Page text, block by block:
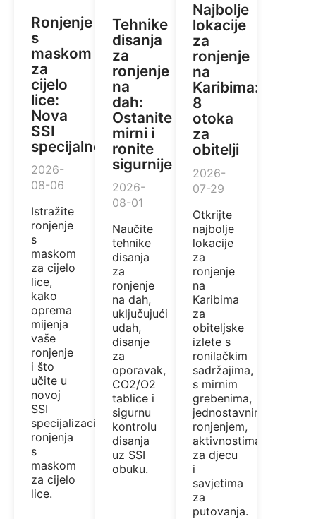
Ronjenje
s
maskom
za
cijelo
lice:
Nova
SSI
specijalnost
2026-
08-06
Istražite
ronjenje
s
maskom
za cijelo
lice,
kako
oprema
mijenja
vaše
ronjenje
i što
učite u
novoj
SSI
specijalizaciji
ronjenja
s
maskom
za cijelo
lice.
Tehnike
disanja
za
ronjenje
na
dah:
Ostanite
mirni i
ronite
sigurnije
2026-
08-01
Naučite
tehnike
disanja
za
ronjenje
na dah,
uključujući
udah,
disanje
za
oporavak,
CO2/O2
tablice i
sigurnu
kontrolu
disanja
uz SSI
obuku.
Najbolje
lokacije
za
ronjenje
na
Karibima:
8
otoka
za
obitelji
2026-
07-29
Otkrijte
najbolje
lokacije
za
ronjenje
na
Karibima
za
obiteljske
izlete s
ronilačkim
sadržajima,
s mirnim
grebenima,
jednostavnim
ronjenjem,
aktivnostima
za djecu
i
savjetima
za
putovanja.